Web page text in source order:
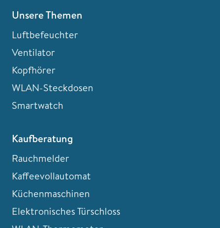
Unsere Themen
Luftbefeuchter
Ventilator
Kopfhörer
WLAN-Steckdosen
Smartwatch
Kaufberatung
Rauchmelder
Kaffeevollautomat
Küchenmaschinen
Elektronisches Türschloss